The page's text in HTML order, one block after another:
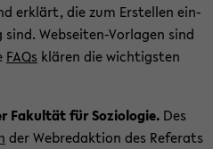
er­klärt, die zum Er­stel­len ein­
Webseiten-​Vorlagen sind
FAQs klä­ren die wich­tigs­ten
Fa­kul­tät für So­zio­lo­gie. Des
der Web­re­dak­ti­on des Re­fe­rats